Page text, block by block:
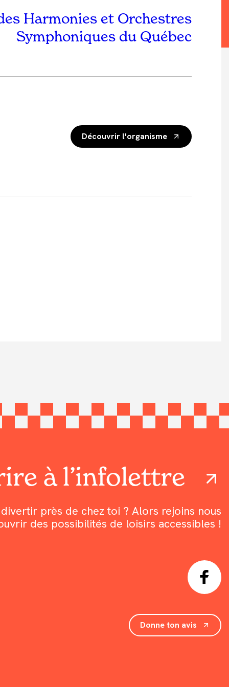
Harmonies et Orchestres
Symphoniques du Québec
Découvrir l'organisme
à l’infolettre
près de chez toi ? Alors rejoins nous
des possibilités de loisirs accessibles !
Donne ton avis